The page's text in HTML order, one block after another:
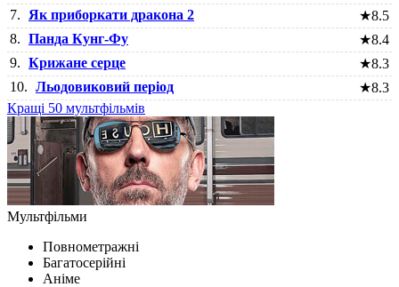
7.
Як приборкати дракона 2 ★8.5
8. Панда Кунг-Фу ★8.4
9. Крижане серце ★8.3
10. Льодовиковий період ★8.3
Кращі 50 мультфільмів
Мультфільми
Повнометражні
Багатосерійні
Аніме